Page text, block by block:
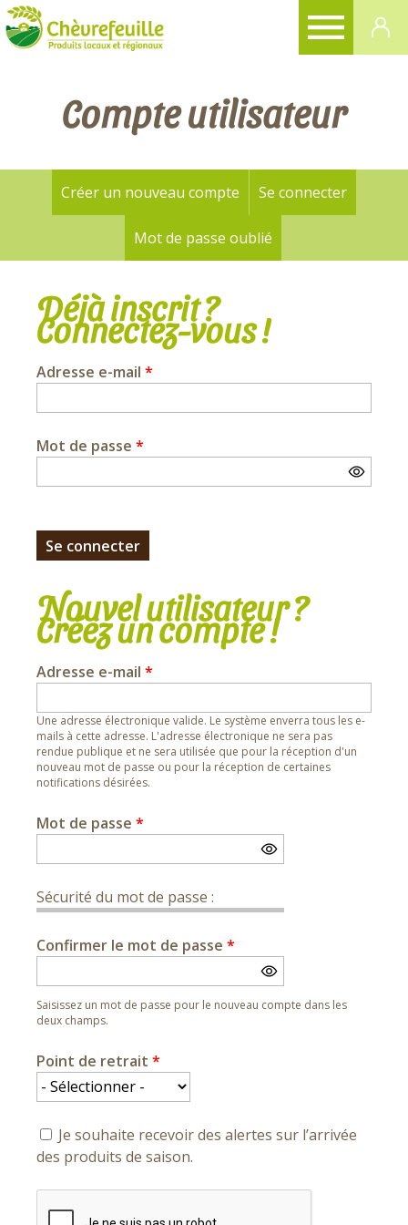
Compte utilisateur
Onglets
principaux
Créer un nouveau compte Se connecter(onglet
Mot de passe oublié
Déjà inscrit ?
Connectez-vous !
Adresse e-mail *
Mot de passe *
Nouvel utilisateur ?
Créez un compte !
Adresse e-mail *
Une adresse électronique valide. Le système enverra tous les e-
mails à cette adresse. L'adresse électronique ne sera pas
rendue publique et ne sera utilisée que pour la réception d'un
nouveau mot de passe ou pour la réception de certaines
notifications désirées.
Mot de passe *
Sécurité du mot de passe :
Confirmer le mot de passe *
Saisissez un mot de passe pour le nouveau compte dans les
deux champs.
Point de retrait *
Je souhaite recevoir des alertes sur l’arrivée
des produits de saison.